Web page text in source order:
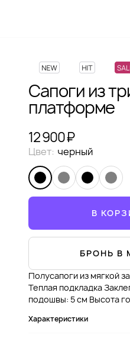
Сапоги из
платформе
12 900 ₽
Цвет: черный
В
БРОНЬ В
Полусапоги из мягкой
Теплая подкладка
подошвы: 5 см Высота
Характеристики